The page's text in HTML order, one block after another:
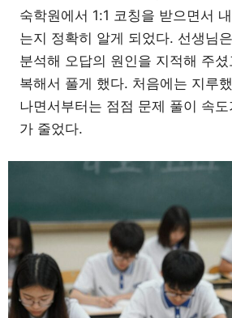
숙학원에서 1:1 코칭을 받으면서
는지 정확히 알게 되었다. 선생님
분석해 오답의 원인을 지적해 주
복해서 풀게 했다. 처음에는 지루
나면서부터는 점점 문제 풀이 속
가 줄었다.